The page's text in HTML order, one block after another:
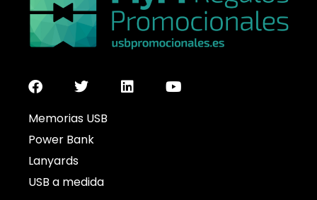
Memorias USB
Power Bank
Lanyards
USB a medida